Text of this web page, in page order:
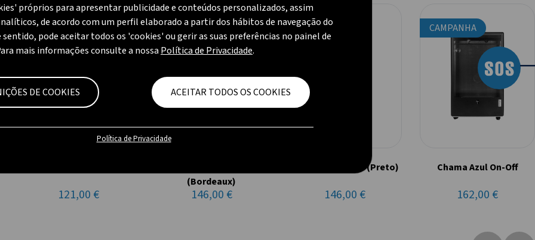
―
CAMPANHA
121,00 €
CAMPANHA
(Bordeaux)
146,00 €
CAMPANHA
Chama Azul CHIC (Preto)
146,00 €
CAMPANHA
Chama Azul On-Off
162,00 €
próprios para apresentar publicidade e conteúdos personalizados, assim
de acordo com um perfil elaborado a partir dos hábitos de navegação do
pode aceitar todos os 'cookies' ou gerir as suas preferências no painel de
mais informações consulte a nossa Política de Privacidade.
DE COOKIES ACEITAR TODOS OS COOKIES
Política de Privacidade